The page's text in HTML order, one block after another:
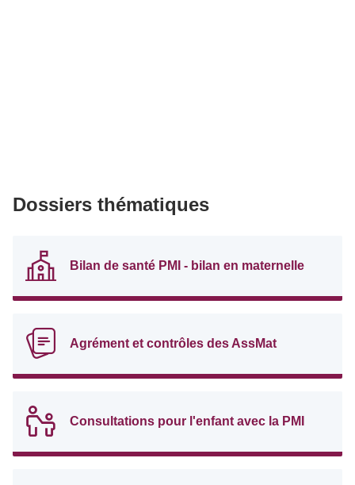
Dossiers thématiques
Bilan de santé PMI - bilan en maternelle
Agrément et contrôles des AssMat
Consultations pour l'enfant avec la PMI